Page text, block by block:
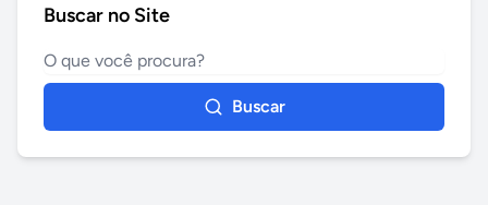
Buscar no Site
Buscar